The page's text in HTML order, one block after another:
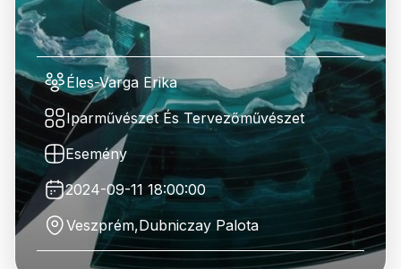
Éles-Varga Erika
Iparművészet És Tervezőművészet
Esemény
2024-09-11 18:00:00
Veszprém,Dubniczay Palota